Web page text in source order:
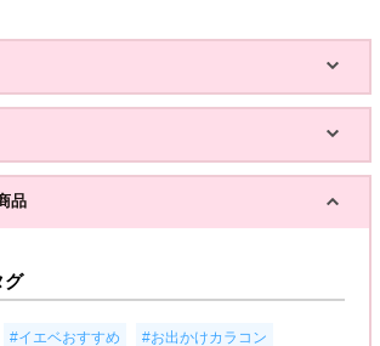
品
グ
#イエベおすすめ #お出かけカラコン